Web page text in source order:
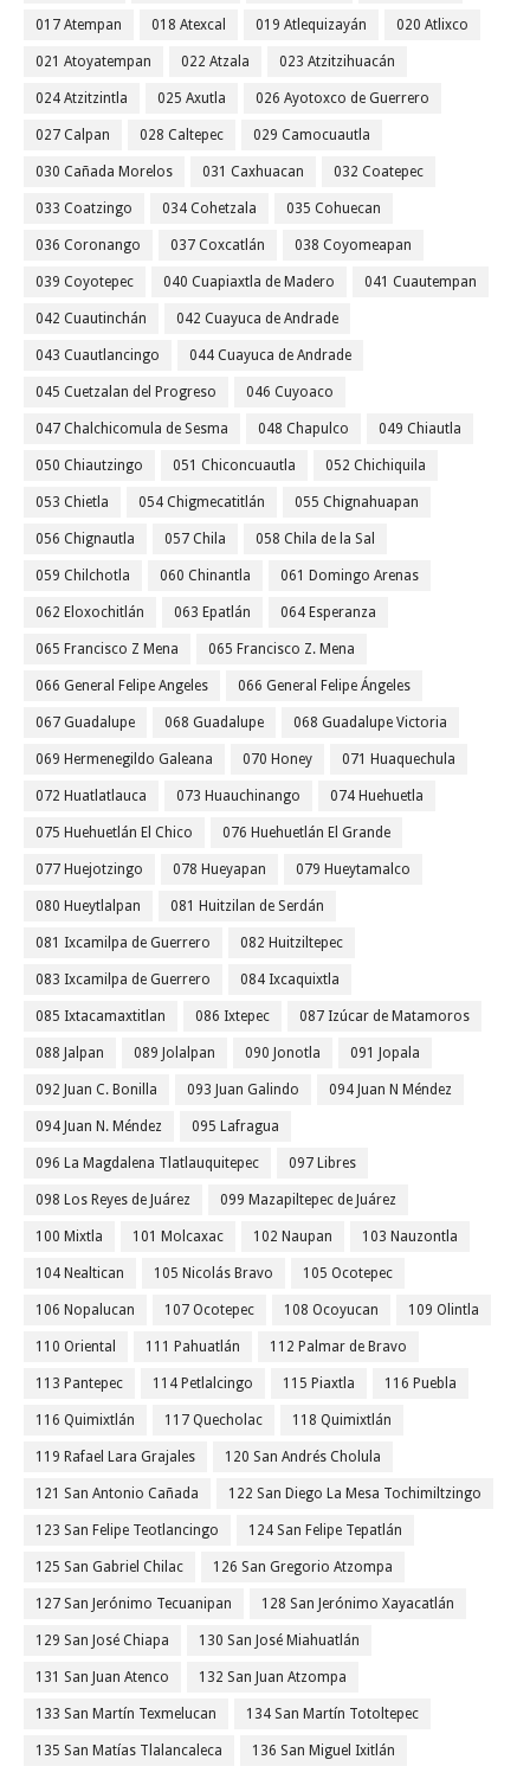
017 Atempan 018 Atexcal 019 Atlequizayán 020 Atlixco
021 Atoyatempan 022 Atzala 023 Atzitzihuacán
024 Atzitzintla 025 Axutla 026 Ayotoxco de Guerrero
027 Calpan 028 Caltepec 029 Camocuautla
030 Cañada Morelos 031 Caxhuacan 032 Coatepec
033 Coatzingo 034 Cohetzala 035 Cohuecan
036 Coronango 037 Coxcatlán 038 Coyomeapan
039 Coyotepec 040 Cuapiaxtla de Madero 041 Cuautempan
042 Cuautinchán 042 Cuayuca de Andrade
043 Cuautlancingo 044 Cuayuca de Andrade
045 Cuetzalan del Progreso 046 Cuyoaco
047 Chalchicomula de Sesma 048 Chapulco 049 Chiautla
050 Chiautzingo 051 Chiconcuautla 052 Chichiquila
053 Chietla 054 Chigmecatitlán 055 Chignahuapan
056 Chignautla 057 Chila 058 Chila de la Sal
059 Chilchotla 060 Chinantla 061 Domingo Arenas
062 Eloxochitlán 063 Epatlán 064 Esperanza
065 Francisco Z Mena 065 Francisco Z. Mena
066 General Felipe Angeles 066 General Felipe Ángeles
067 Guadalupe 068 Guadalupe 068 Guadalupe Victoria
069 Hermenegildo Galeana 070 Honey 071 Huaquechula
072 Huatlatlauca 073 Huauchinango 074 Huehuetla
075 Huehuetlán El Chico 076 Huehuetlán El Grande
077 Huejotzingo 078 Hueyapan 079 Hueytamalco
080 Hueytlalpan 081 Huitzilan de Serdán
081 Ixcamilpa de Guerrero 082 Huitziltepec
083 Ixcamilpa de Guerrero 084 Ixcaquixtla
085 Ixtacamaxtitlan 086 Ixtepec 087 Izúcar de Matamoros
088 Jalpan 089 Jolalpan 090 Jonotla 091 Jopala
092 Juan C. Bonilla 093 Juan Galindo 094 Juan N Méndez
094 Juan N. Méndez 095 Lafragua
096 La Magdalena Tlatlauquitepec 097 Libres
098 Los Reyes de Juárez 099 Mazapiltepec de Juárez
100 Mixtla 101 Molcaxac 102 Naupan 103 Nauzontla
104 Nealtican 105 Nicolás Bravo 105 Ocotepec
106 Nopalucan 107 Ocotepec 108 Ocoyucan 109 Olintla
110 Oriental 111 Pahuatlán 112 Palmar de Bravo
113 Pantepec 114 Petlalcingo 115 Piaxtla 116 Puebla
116 Quimixtlán 117 Quecholac 118 Quimixtlán
119 Rafael Lara Grajales 120 San Andrés Cholula
121 San Antonio Cañada 122 San Diego La Mesa Tochimiltzingo
123 San Felipe Teotlancingo 124 San Felipe Tepatlán
125 San Gabriel Chilac 126 San Gregorio Atzompa
127 San Jerónimo Tecuanipan 128 San Jerónimo Xayacatlán
129 San José Chiapa 130 San José Miahuatlán
131 San Juan Atenco 132 San Juan Atzompa
133 San Martín Texmelucan 134 San Martín Totoltepec
135 San Matías Tlalancaleca 136 San Miguel Ixitlán